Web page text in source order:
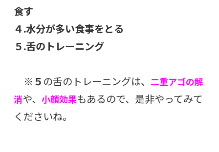
食す
４.水分が多い食事をとる
５.舌のトレーニング
※ ５ の舌のトレーニングは、 二重アゴの解
消や、 小顔効果もあるので、是非やってみて
くださいね。